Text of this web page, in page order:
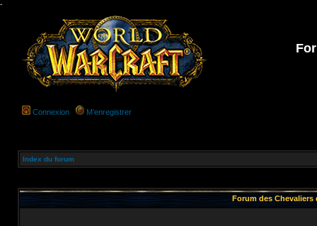
-
Connexion M’enregistrer
Index du forum
Forum des